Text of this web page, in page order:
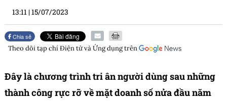
13:11 |15/07/2023
Chia sẻ
Theo dõi tạp chíĐiện tử và Ứng dụngtrên
Đây là chương trình tri ân người dùng sau những
thành công rực rỡ về mặt doanh số nửa đầu năm